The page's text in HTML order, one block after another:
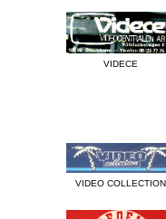
VIDECE
VIDEO COLLECTION